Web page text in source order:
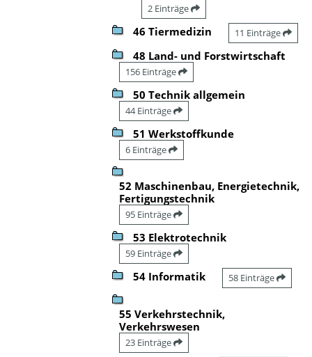
2 Einträge
46 Tiermedizin 11 Einträge
48 Land- und Forstwirtschaft
156 Einträge
50 Technik allgemein
44 Einträge
51 Werkstoffkunde
6 Einträge
52 Maschinenbau, Energietechnik,
Fertigungstechnik
95 Einträge
53 Elektrotechnik
59 Einträge
54 Informatik 58 Einträge
55 Verkehrstechnik,
Verkehrswesen
23 Einträge